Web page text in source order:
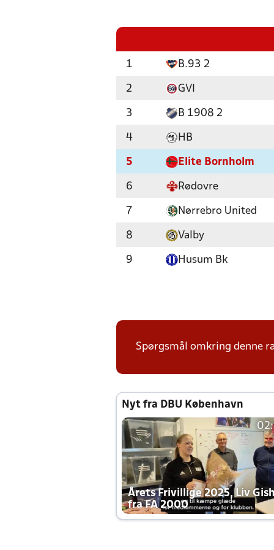
1 B.93 2
2 GVI
3 B 1908 2
4 HB
5 Elite Bornholm
6 Rødovre
7 Nørrebro United
8 Valby
9 Husum Bk
Spørgsmål omkring denne
Nyt fra DBU København
Årets Frivillige 2025, Liv Gish
fra FA 2000